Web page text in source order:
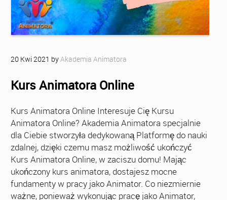
20 Kwi 2021 byAkademia Animatora
Kurs Animatora Online
Kurs Animatora Online Interesuje Cię Kursu
Animatora Online? Akademia Animatora specjalnie
dla Ciebie stworzyła dedykowaną Platformę do nauki
zdalnej, dzięki czemu masz możliwość ukończyć
Kurs Animatora Online, w zaciszu domu! Mając
ukończony kurs animatora, dostajesz mocne
fundamenty w pracy jako Animator. Co niezmiernie
ważne, ponieważ wykonując pracę jako Animator,